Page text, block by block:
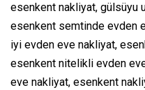
esenkent nakliyat, gülsüyu
esenkent semtinde evden
iyi evden eve nakliyat,
esenkent nitelikli evden
eve nakliyat, esenkent